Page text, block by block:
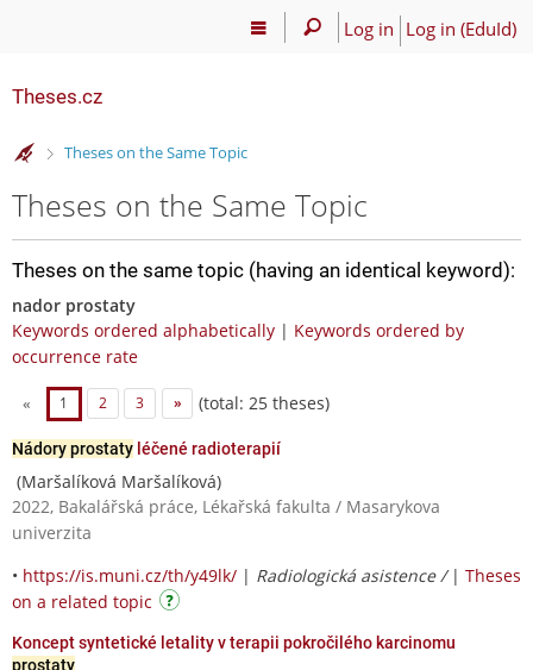
Log in Log in (EduId)
Theses.cz
>
Theses on the Same Topic
Theses on the Same Topic
Theses on the same topic (having an identical keyword):
nador prostaty
Keywords ordered alphabetically | Keywords ordered by
occurrence rate
« 1 2 3 » (total: 25 theses)
Nádory prostaty léčené radioterapií
(Maršalíková Maršalíková)
2022, Bakalářská práce, Lékařská fakulta / Masarykova
univerzita
• https://is.muni.cz/th/y49lk/ | Radiologická asistence / | Theses
on a related topic
Koncept syntetické letality v terapii pokročilého karcinomu
prostaty